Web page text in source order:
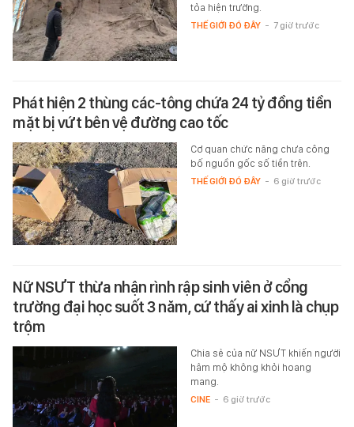
tỏa hiện trường.
THẾ GIỚI ĐÓ ĐÂY - 7 giờ trước
Phát hiện 2 thùng các-tông chứa 24 tỷ đồng tiền
mặt bị vứt bên vệ đường cao tốc
Cơ quan chức năng chưa công
bố nguồn gốc số tiền trên.
THẾ GIỚI ĐÓ ĐÂY - 6 giờ trước
Nữ NSƯT thừa nhận rình rập sinh viên ở cổng
trường đại học suốt 3 năm, cứ thấy ai xinh là chụp
trộm
Chia sẻ của nữ NSƯT khiến người
hâm mộ không khỏi hoang
mang.
CINE - 6 giờ trước